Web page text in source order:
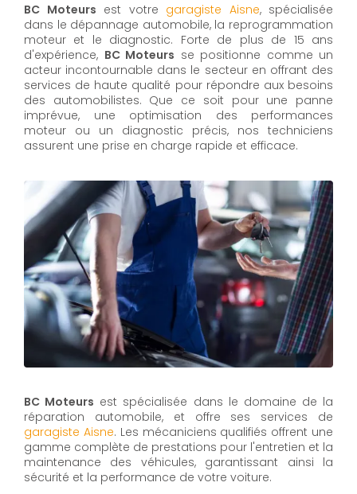
BC Moteurs est votre garagiste Aisne, spécialisée
dans le dépannage automobile, la reprogrammation
moteur et le diagnostic. Forte de plus de 15 ans
d'expérience, BC Moteurs se positionne comme un
acteur incontournable dans le secteur en offrant des
services de haute qualité pour répondre aux besoins
des automobilistes. Que ce soit pour une panne
imprévue, une optimisation des performances
moteur ou un diagnostic précis, nos techniciens
assurent une prise en charge rapide et efficace.
BC Moteurs est spécialisée dans le domaine de la
réparation automobile, et offre ses services de
garagiste Aisne. Les mécaniciens qualifiés offrent une
gamme complète de prestations pour l'entretien et la
maintenance des véhicules, garantissant ainsi la
sécurité et la performance de votre voiture.